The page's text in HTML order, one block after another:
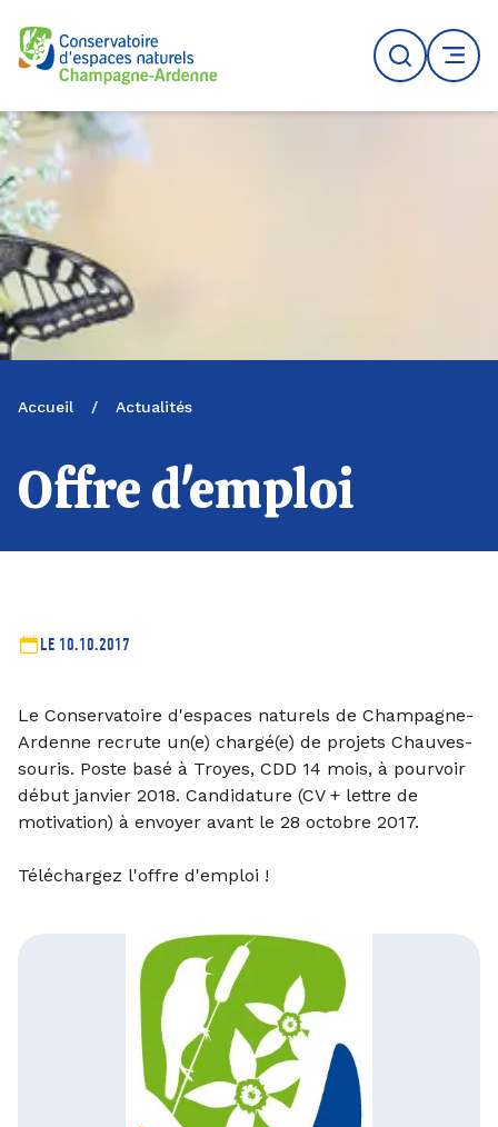
Logo du CENCA
Recherche
MENU
Accueil / Actualités
Offre d'emploi
LE 10.10.2017
Le Conservatoire d'espaces naturels de Champagne-
Ardenne recrute un(e) chargé(e) de projets Chauves-
souris. Poste basé à Troyes, CDD 14 mois, à pourvoir
début janvier 2018. Candidature (CV + lettre de
motivation) à envoyer avant le 28 octobre 2017.
Téléchargez l'offre d'emploi !